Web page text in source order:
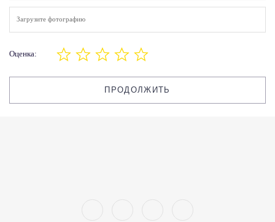
Загрузите фотографию
Оценка:
ПРОДОЛЖИТЬ